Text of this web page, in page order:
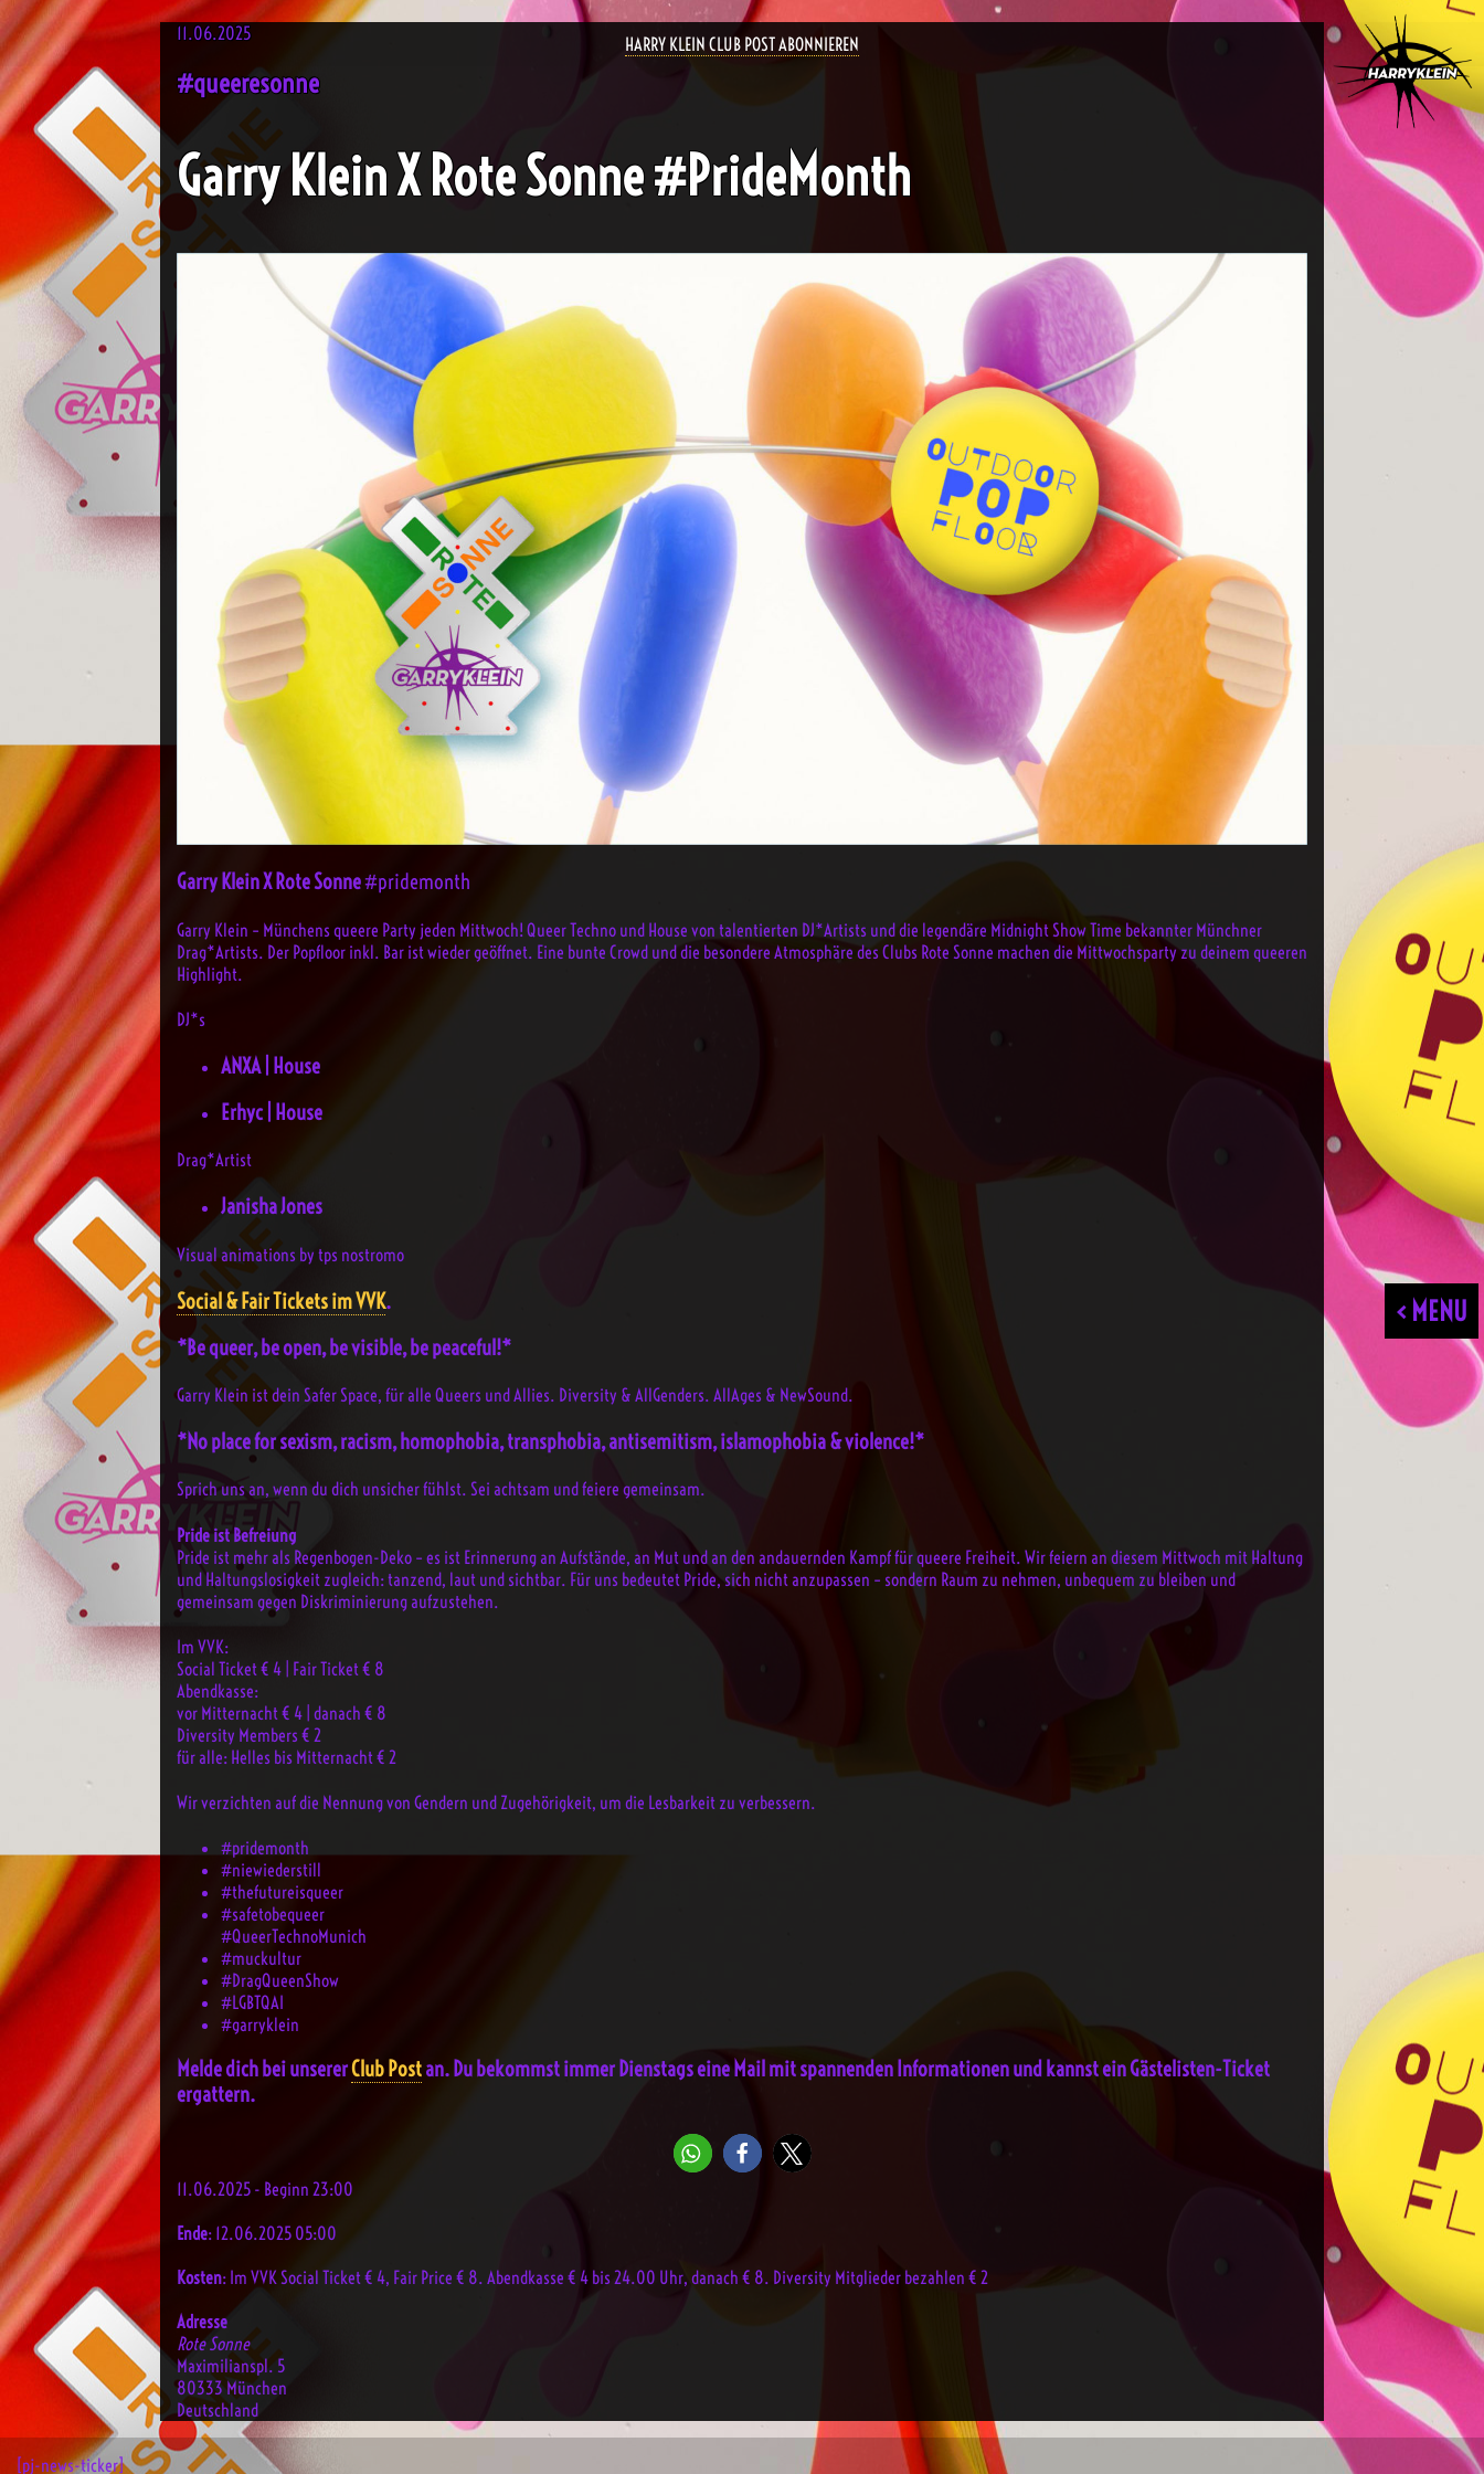
HARRY KLEIN CLUB POST ABONNIEREN
< MENU
11.06.2025
#queeresonne
Garry Klein X Rote Sonne #PrideMonth
Garry Klein X Rote Sonne#pridemonth
Garry Klein – Münchens queere Party jeden Mittwoch! Queer Techno und House von talentierten DJ*Artists und die legendäre Midnight Show Time bekannter Münchner
Drag*Artists. Der Popfloor inkl. Bar ist wieder geöffnet. Eine bunte Crowd und die besondere Atmosphäre des Clubs Rote Sonne machen die Mittwochsparty zu deinem queeren
Highlight.
DJ*s
ANXA | House
Erhyc | House
Drag*Artist
Janisha Jones
Visual animations by tps nostromo
Social & Fair Tickets im VVK.
*Be queer, be open, be visible, be peaceful!*
Garry Klein ist dein Safer Space, für alle Queers und Allies. Diversity & AllGenders. AllAges & NewSound.
*No place for sexism, racism, homophobia, transphobia, antisemitism, islamophobia & violence!*
Sprich uns an, wenn du dich unsicher fühlst. Sei achtsam und feiere gemeinsam.
Pride ist Befreiung
Pride ist mehr als Regenbogen-Deko – es ist Erinnerung an Aufstände, an Mut und an den andauernden Kampf für queere Freiheit. Wir feiern an diesem Mittwoch mit Haltung
und Haltungslosigkeit zugleich: tanzend, laut und sichtbar. Für uns bedeutet Pride, sich nicht anzupassen – sondern Raum zu nehmen, unbequem zu bleiben und
gemeinsam gegen Diskriminierung aufzustehen.
Im VVK:
Social Ticket € 4 | Fair Ticket € 8
Abendkasse:
vor Mitternacht € 4 | danach € 8
Diversity Members € 2
für alle: Helles bis Mitternacht € 2
Wir verzichten auf die Nennung von Gendern und Zugehörigkeit, um die Lesbarkeit zu verbessern.
#pridemonth
#niewiederstill
#thefutureisqueer
#safetobequeer
#QueerTechnoMunich
#muckultur
#DragQueenShow
#LGBTQAI
#garryklein
Melde dich bei unsererClub Postan. Du bekommst immer Dienstags eine Mail mit spannenden Informationen und kannst ein Gästelisten-Ticket
ergattern.
11.06.2025 - Beginn 23:00
Ende: 12.06.2025 05:00
Kosten: Im VVK Social Ticket € 4, Fair Price € 8. Abendkasse € 4 bis 24.00 Uhr, danach € 8. Diversity Mitglieder bezahlen € 2
Adresse
Rote Sonne
Maximilianspl. 5
80333 München
Deutschland
[pj-news-ticker]